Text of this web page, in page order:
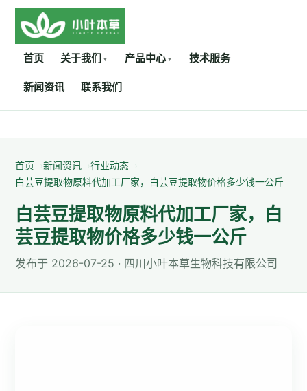
首页 关于我们 ▾ 产品中心 ▾ 技术服务
新闻资讯 联系我们
首页 新闻资讯
行业动态
白芸豆提取物原料代加工厂家，白芸豆提取物价格多少钱一公斤
白芸豆提取物原料代加工厂家，白
芸豆提取物价格多少钱一公斤
发布于 2026-07-25 · 四川小叶本草生物科技有限公司